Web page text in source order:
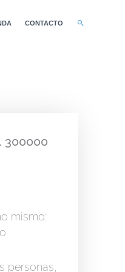
CONTACTO BUSCAR
300000
mismo:
personas,